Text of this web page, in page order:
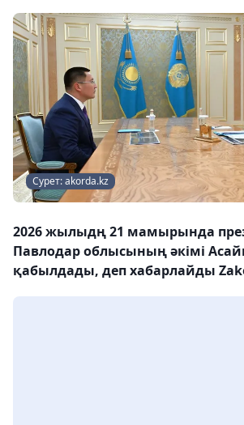
Сурет: akorda.kz
2026 жылыдң 21 мамырында
Павлодар облысының әкімі
қабылдады, деп хабарлайды